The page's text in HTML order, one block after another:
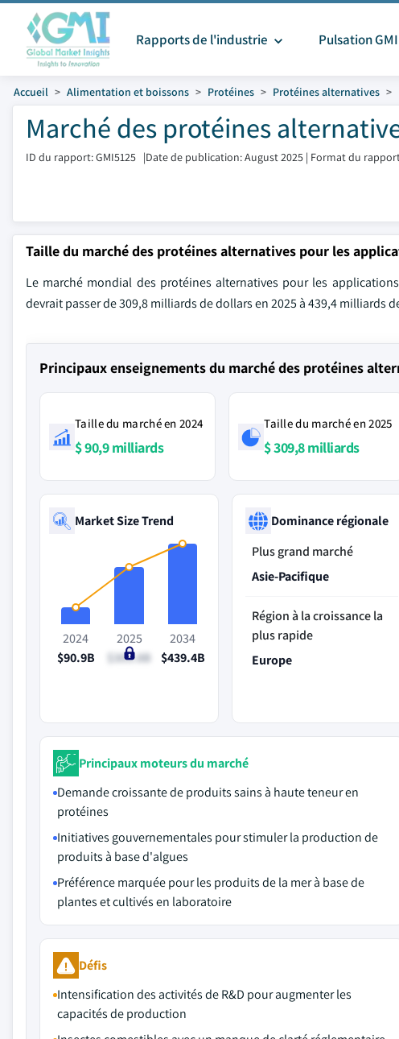
Rapports de l'industrie Pulsation GMI
Accueil Alimentation et boissons Protéines Protéines alternatives
Marché des protéines
ID du rapport: GMI5125 |Date de publication: August 2025 | Format du
Taille du marché des protéines alternatives pour les
Le marché mondial des protéines alternatives pour les
devrait passer de 309,8 milliards de dollars en 2025 à 439,4 milliards
Principaux enseignements du marché des protéines
Taille du marché en 2024
$ 90,9 milliards
Taille du marché en 2025
$ 309,8 milliards
Market Size Trend
2024
$90.9B
2025
$309.8B
2034
$439.4B
Dominance régionale
Plus grand marché
Asie-Pacifique
Région à la croissance la
plus rapide
Europe
Principaux moteurs du marché
Demande croissante de produits sains à haute teneur en
protéines
Initiatives gouvernementales pour stimuler la production de
produits à base d'algues
Préférence marquée pour les produits de la mer à base de
plantes et cultivés en laboratoire
Défis
Intensification des activités de R&D pour augmenter les
capacités de production